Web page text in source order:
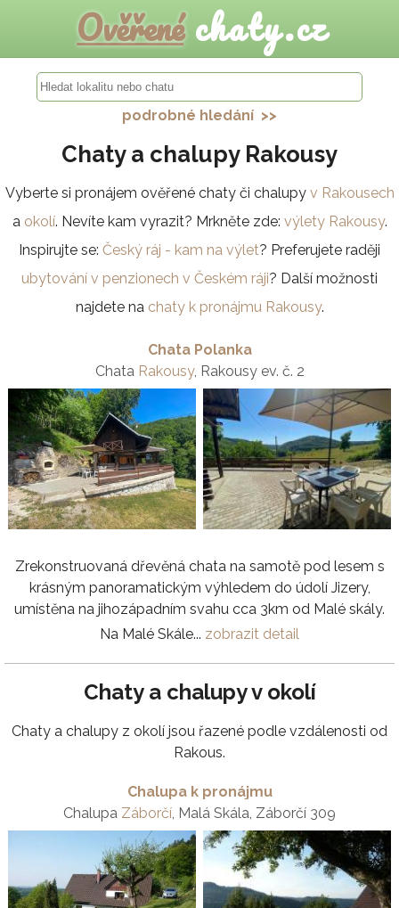
Ověřenéchaty.cz
podrobné hledání >>
Chaty a chalupy Rakousy
Vyberte si pronájem ověřené chaty či chalupy v Rakousech
a okolí. Nevíte kam vyrazit? Mrkněte zde: výlety Rakousy.
Inspirujte se: Český ráj - kam na výlet? Preferujete raději
ubytování v penzionech v Českém ráji? Další možnosti
najdete na chaty k pronájmu Rakousy.
Chata Polanka
Chata Rakousy, Rakousy ev. č. 2
Zrekonstruovaná dřevěná chata na samotě pod lesem s
krásným panoramatickým výhledem do údolí Jizery,
umístěna na jihozápadním svahu cca 3km od Malé skály.
Na Malé Skále... zobrazit detail
Chaty a chalupy v okolí
Chaty a chalupy z okolí jsou řazené podle vzdálenosti od
Rakous.
Chalupa k pronájmu
Chalupa Záborčí, Malá Skála, Záborčí 309